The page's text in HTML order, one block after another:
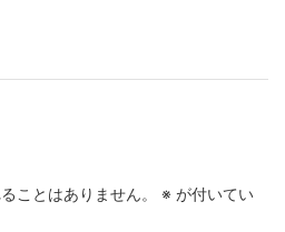
ことはありません。 ※ が付いてい